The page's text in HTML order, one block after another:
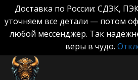
Доставка по России: СДЭК,
уточняем все детали — потом
любой мессенджер. Так
веры в чудо.
Skip